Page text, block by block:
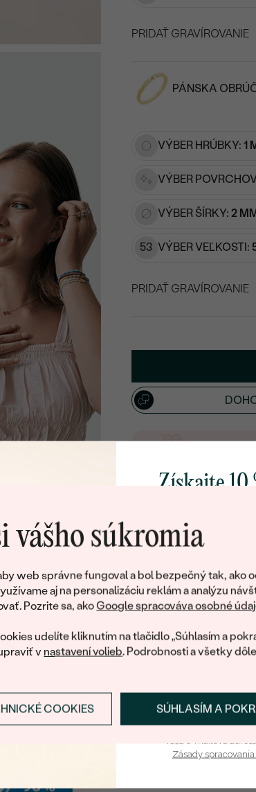
vášho súkromia
web správne fungoval a bol bezpečný tak, ako
aj na personalizáciu reklám a analýzu
Pozrite sa, akoGoogle spracováva osobné
udelíte kliknutím na tlačidlo „Súhlasím a
v nastavení volieb. Podrobnosti a všetky
SÚHLASÍM A
COOKIES
PRIDAŤ GRAVÍROVANIE
Napíšte iniciály/text
PÁNSKA
VÝBER HRÚBKY: 1
VÝBER
VÝBER ŠÍRKY: 2 MM
53 VÝBER VEĽKOSTI:
PRIDAŤ GRAVÍROVANIE
Napíšte iniciály/text
BIELE ZLATO
Pánska obrúčka
Získajte 10
poctivo
Ako darček na
obratom pošleme
Prihlásiť sa a
Zásady